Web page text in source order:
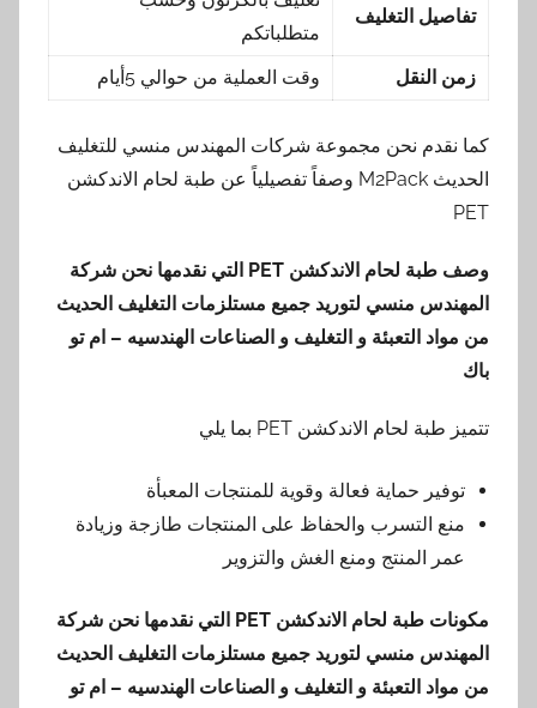
تفاصيل التغليف
متطلباتكم
زمن النقل
وقت العملية من حوالي 5أيام
كما نقدم نحن مجموعة شركات المهندس منسي للتغليف
الحديث M2Pack وصفاً تفصيلياً عن طبة لحام الاندكشن
PET
وصف طبة لحام الاندكشن PET التي نقدمها نحن شركة
المهندس منسي لتوريد جميع مستلزمات التغليف الحديث
من مواد التعبئة و التغليف و الصناعات الهندسيه – ام تو
باك
تتميز طبة لحام الاندكشن PET بما يلي
توفير حماية فعالة وقوية للمنتجات المعبأة
منع التسرب والحفاظ على المنتجات طازجة وزيادة
عمر المنتج ومنع الغش والتزوير
مكونات طبة لحام الاندكشن PET التي نقدمها نحن شركة
المهندس منسي لتوريد جميع مستلزمات التغليف الحديث
من مواد التعبئة و التغليف و الصناعات الهندسيه – ام تو